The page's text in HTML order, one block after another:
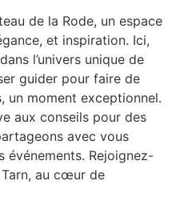
de la Rode, un espace
et inspiration. Ici,
l’univers unique de
guider pour faire de
un moment exceptionnel.
aux conseils pour des
avec vous
événements. Rejoignez-
au cœur de